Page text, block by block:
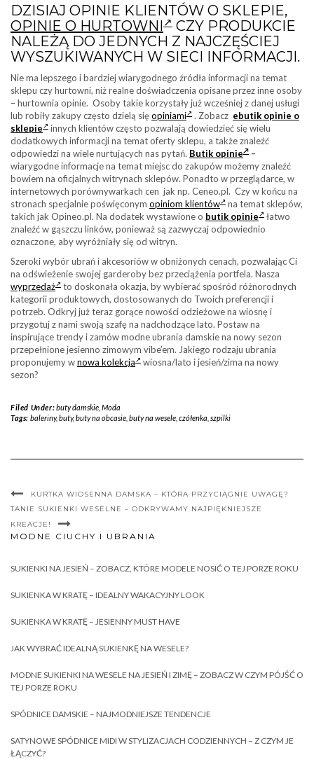
DZISIAJ OPINIE KLIENTÓW O SKLEPIE,
OPINIE O HURTOWNI
CZY PRODUKCIE
NALEŻĄ DO JEDNYCH Z NAJCZĘŚCIEJ
WYSZUKIWANYCH W SIECI INFORMACJI.
Nie ma lepszego i bardziej wiarygodnego źródła informacji na temat
sklepu czy hurtowni, niż realne doświadczenia opisane przez inne osoby
– hurtownia opinie. Osoby takie korzystały już wcześniej z danej usługi
lub robiły zakupy często dzielą sięopiniami . Zobacz ebutik opinie o
sklepie
innych klientów często pozwalają dowiedzieć się wielu
dodatkowych informacji na temat oferty sklepu, a także znaleźć
odpowiedzi na wiele nurtujących nas pytań. Butik opinie
–
wiarygodne informacje na temat miejsc do zakupów możemy znaleźć
bowiem na oficjalnych witrynach sklepów. Ponadto w przeglądarce, w
internetowych porównywarkach cen jak np. Ceneo.pl. Czy w końcu na
stronach specjalnie poświęconym opiniom klientów
na temat sklepów,
takich jak Opineo.pl. Na dodatek wystawione o butik opinie
łatwo
znaleźć w gąszczu linków, ponieważ są zazwyczaj odpowiednio
oznaczone, aby wyróżniały się od witryn.
Szeroki wybór ubrań i akcesoriów w obniżonych cenach, pozwalając Ci
na odświeżenie swojej garderoby bez przeciążenia portfela. Nasza
wyprzedaż
to doskonała okazja, by wybierać spośród różnorodnych
kategorii produktowych, dostosowanych do Twoich preferencji i
potrzeb. Odkryj już teraz gorące nowości odzieżowe na wiosnę i
przygotuj z nami swoją szafę na nadchodzące lato. Postaw na
inspirujące trendy i zamów modne ubrania damskie na nowy sezon
przepełnione jesienno zimowym vibe’em. Jakiego rodzaju ubrania
proponujemy wnowa kolekcja
wiosna/lato i jesień/zima na nowy
sezon?
Filed Under:buty damskie, Moda
Tags: baleriny,buty,buty na obcasie, buty na wesele, czółenka szpilki
KURTKA WIOSENNA DAMSKA – KTÓRA PRZYCIĄGNIE UWAGĘ?
TANIE SUKIENKI WESELNE – ODKRYWAMY NAJPIĘKNIEJSZE
KREACJE!
MODNE CIUCHY I UBRANIA
SUKIENKI NA JESIEŃ – ZOBACZ, KTÓRE MODELE NOSIĆ O TEJ PORZE ROKU
SUKIENKA W KRATĘ – IDEALNY WAKACYJNY LOOK
SUKIENKA W KRATĘ – JESIENNY MUST HAVE
JAK WYBRAĆ IDEALNĄ SUKIENKĘ NA WESELE?
MODNE SUKIENKI NA WESELE NA JESIEŃ I ZIMĘ – ZOBACZ W CZYM PÓJŚĆ O
TEJ PORZE ROKU
SPÓDNICE DAMSKIE – NAJMODNIEJSZE TENDENCJE
SATYNOWE SPÓDNICE MIDI W STYLIZACJACH CODZIENNYCH – Z CZYM JE
ŁĄCZYĆ?